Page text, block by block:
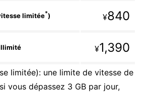
limitée*) ¥840
¥1,390
limitée): une limite de vitesse de
vous dépassez 3 GB par jour,